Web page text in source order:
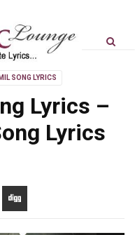
SONG LYRICS
Lyrics –
Lyrics